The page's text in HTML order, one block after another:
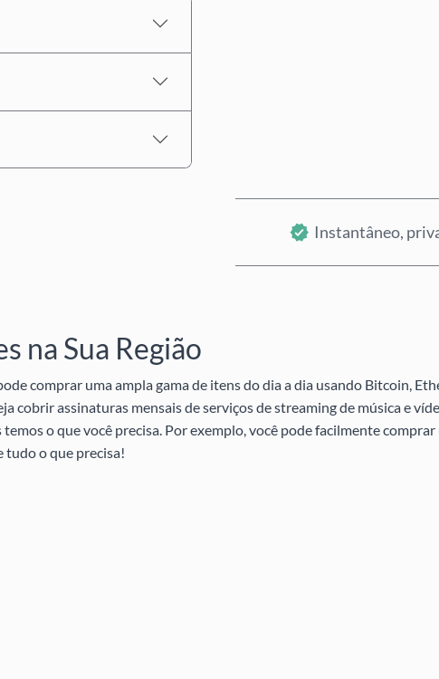
Instantâneo,
na Sua Região
comprar uma ampla gama de itens do dia a dia usando Bitcoin,
cobrir assinaturas mensais de serviços de streaming de música e
o que você precisa. Por exemplo, você pode facilmente
tudo o que precisa!